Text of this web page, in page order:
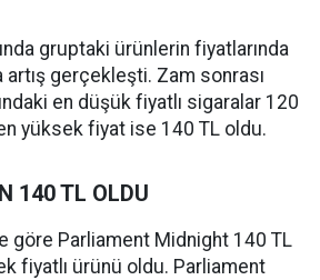
gruptaki ürünlerin fiyatlarında
artış gerçekleşti. Zam sonrası
en düşük fiyatlı sigaralar 120
yüksek fiyat ise 140 TL oldu.
140 TL OLDU
göre Parliament Midnight 140 TL
fiyatlı ürünü oldu. Parliament